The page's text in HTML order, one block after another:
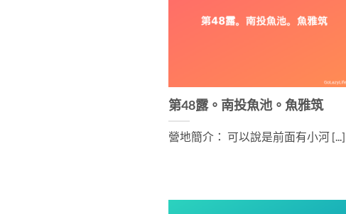
第48露。南投魚池。魚雅筑
營地簡介： 可以說是前面有小河 [...]